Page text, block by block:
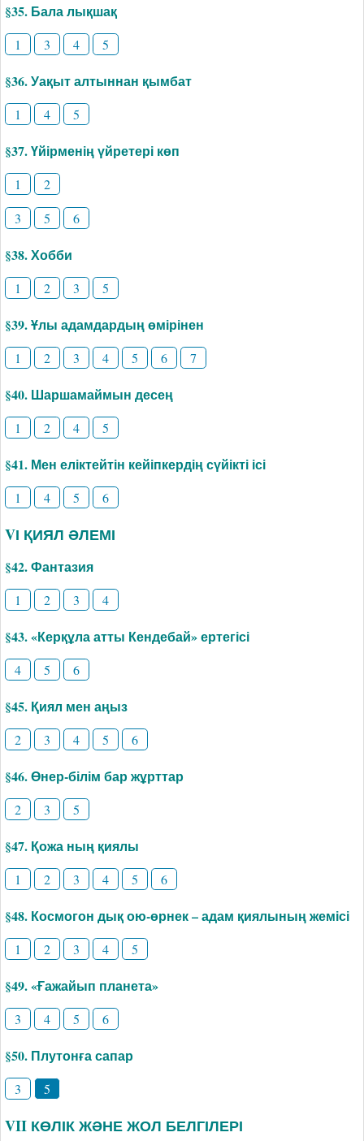
§35. Бала лықшақ
1 3 4 5
§36. Уақыт алтыннан қымбат
1 4 5
§37. Үйірменің үйретері көп
1
2
3
5 6
§38. Хобби
1 2 3 5
§39. Ұлы адамдардың өмірінен
1 2 3 4 5 6 7
§40. Шаршамаймын десең
1 2 4 5
§41. Мен еліктейтін кейіпкердің сүйікті ісі
1 4 5 6
VІ ҚИЯЛ ӘЛЕМІ
§42. Фантазия
1 2 3 4
§43. «Керқұла атты Кендебай» ертегісі
4 5 6
§45. Қиял мен аңыз
2 3 4 5 6
§46. Өнер-білім бар жұрттар
2 3 5
§47. Қожа ның қиялы
1 2 3 4 5 6
§48. Космогон дық ою-өрнек – адам қиялының жемісі
1 2 3 4 5
§49. «Ғажайып планета»
3 4 5 6
§50. Плутонға сапар
3 5
VII КӨЛІК ЖӘНЕ ЖОЛ БЕЛГІЛЕРІ